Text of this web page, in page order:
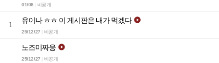
01/08 비공개
1
유이나 ㅎㅎ 이 게시판은 내가 먹겠다 
25/12/27 비공개
노조미짜응 
25/12/27 비공개